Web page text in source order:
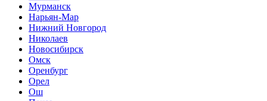
Мурманск
Нарьян-Мар
Нижний Новгород
Николаев
Новосибирск
Омск
Оренбург
Орел
Ош